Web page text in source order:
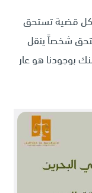
كل قضية تستحق
شخصاً ينقل
بوجودنا هو عار